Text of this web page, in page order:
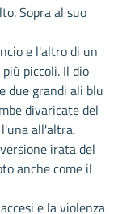
Sopra al suo
e l'altro di un
piccoli. Il dio
due grandi ali blu
divaricate del
all'altra.
irata del
anche come il
e la violenza